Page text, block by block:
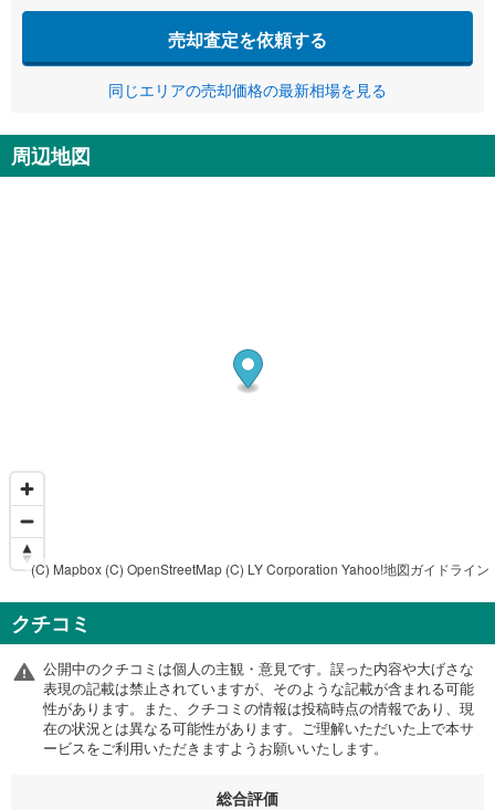
売却査定を依頼する
同じエリアの売却価格の最新相場を見る
周辺地図
(C) Mapbox (C) OpenStreetMap (C) LY Corporation Yahoo!地図ガイドライン
クチコミ
公開中のクチコミは個人の主観・意見です。誤った内容や大げさな
表現の記載は禁止されていますが、そのような記載が含まれる可能
性があります。また、クチコミの情報は投稿時点の情報であり、現
在の状況とは異なる可能性があります。ご理解いただいた上で本サ
ービスをご利用いただきますようお願いいたします。
総合評価